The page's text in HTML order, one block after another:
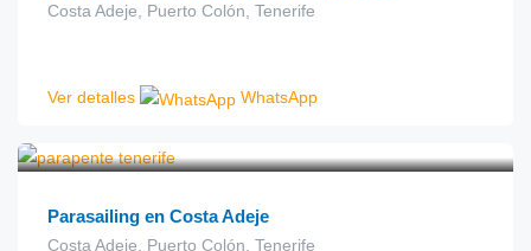
Costa Adeje, Puerto Colón, Tenerife
Ver detalles WhatsApp
Parasailing en Costa Adeje
Costa Adeje, Puerto Colón, Tenerife